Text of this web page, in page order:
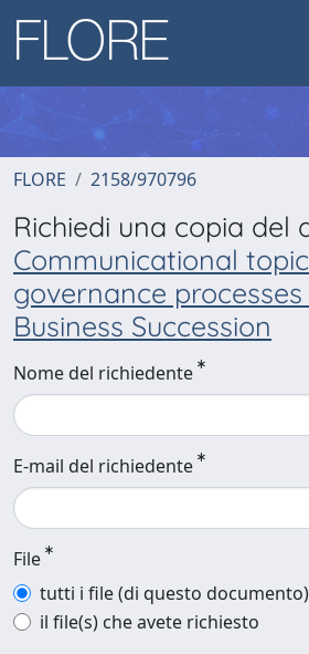
FLORE 2158/970796
Richiedi una copia del
Communicational
governance
Business Succession
Nome del richiedente
E-mail del richiedente
File
tutti i file (di questo
il file(s) che avete richiesto